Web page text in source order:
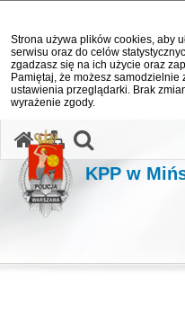
Strona używa plików cookies, aby
serwisu oraz do celów
zgadzasz się na ich użycie oraz
Pamiętaj, że możesz
ustawienia przeglądarki. Brak
wyrażenie zgody.
KPP w